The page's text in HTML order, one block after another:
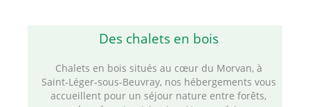
Des chalets en bois
Chalets en bois situés au cœur du Morvan, à
Saint‑Léger‑sous‑Beuvray, nos hébergements vous
accueillent pour un séjour nature entre forêts,